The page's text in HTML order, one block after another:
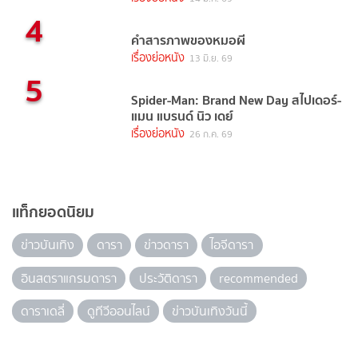
4 คำสารภาพของหมอผี
เรื่องย่อหนัง 13 มิ.ย. 69
5 Spider-Man: Brand New Day สไปเดอร์-
แมน แบรนด์ นิว เดย์
เรื่องย่อหนัง 26 ก.ค. 69
แท็กยอดนิยม
ข่าวบันเทิง ดารา ข่าวดารา
ไอจีดารา
อินสตราแกรมดารา
ประวัติดารา
recommended
ดาราเดลี่
ดูทีวีออนไลน์ ข่าวบันเทิงวันนี้